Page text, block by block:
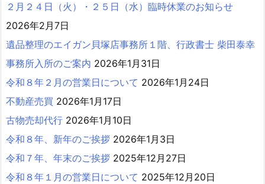
２月２４日（火）・２５日（水）臨時休業のお知らせ
2026年2月7日
遺品整理のエイガン貝塚店事務所１階、行政書士 柴田泰幸
事務所入所のご案内 2026年1月31日
令和８年２月の営業日について 2026年1月24日
不動産売買 2026年1月17日
古物売却代行 2026年1月10日
令和８年、新年のご挨拶 2026年1月3日
令和７年、年末のご挨拶 2025年12月27日
令和８年１月の営業日について 2025年12月20日